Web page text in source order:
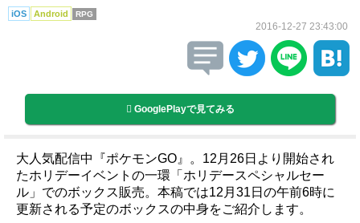
iOS Android RPG
2016-12-27 23:43:00
GooglePlayで見てみる
大人気配信中『ポケモンGO』。12月26日より開始され
たホリデーイベントの一環「ホリデースペシャルセー
ル」でのボックス販売。本稿では12月31日の午前6時に
更新される予定のボックスの中身をご紹介します。